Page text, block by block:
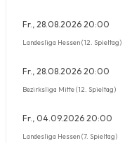
Fr., 28.08.2026 20:00
Landesliga Hessen (12. Spieltag)
Fr., 28.08.2026 20:00
Bezirksliga Mitte (12. Spieltag)
Fr., 04.09.2026 20:00
Landesliga Hessen (7. Spieltag)